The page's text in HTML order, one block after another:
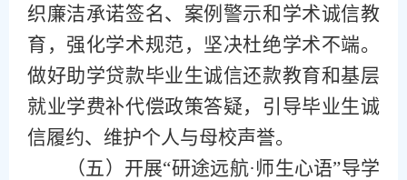
织廉洁承诺签名、案例警示和学术诚信教
育，强化学术规范，坚决杜绝学术不端。
做好助学贷款毕业生诚信还款教育和基层
就业学费补代偿政策答疑，引导毕业生诚
信履约、维护个人与母校声誉。
（五 ） 开展“研途远航·师生心语”导学